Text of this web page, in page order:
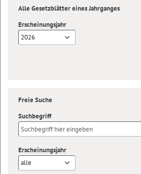
Alle Gesetzblätter eines Jahrganges
Erscheinungsjahr
2026
Freie Suche
Suchbegriff
Erscheinungsjahr
alle